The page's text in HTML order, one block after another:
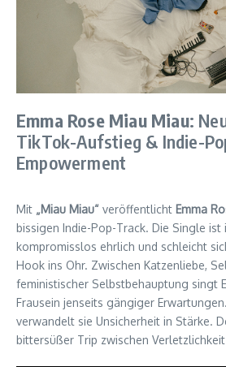
Emma Rose Miau Miau:
TikTok-Aufstieg & Indie-
Empowerment
Mit „Miau Miau“ veröffentlicht Emma
bissigen Indie-Pop-Track. Die Single ist
kompromisslos ehrlich und schleicht
Hook ins Ohr. Zwischen Katzenliebe,
feministischer Selbstbehauptung singt
Frausein jenseits gängiger
verwandelt sie Unsicherheit in Stärke.
bittersüßer Trip zwischen